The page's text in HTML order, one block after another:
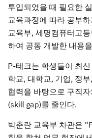
투입되었을 때 필요한
교육과정에 따라 공부
교육부, 세명컴퓨터고
하여 공동 개발한 내용
P-테크는 학생들이 최
학교, 대학교, 기업, 정
협력을 바탕으로 구직
(skill gap)를 줄인다.
박춘란 교육부 차관은